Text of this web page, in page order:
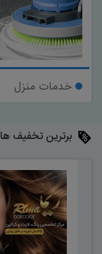
خدمات منزل
برترین تخفیف‌ ها